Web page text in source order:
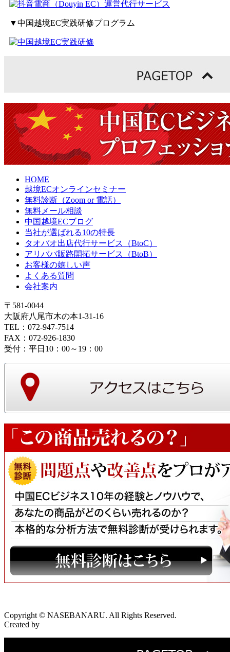
▼中国越境EC実践研修プログラム
HOME
越境ECオンラインセミナー
無料診断（Zoom or 電話）
無料メール相談
中国越境ECブログ
当社が選ばれる10の特長
タオバオ出店代行サービス（BtoC）
アリババ販路開拓サービス（BtoB）
お客様の嬉しい声
よくある質問
会社案内
〒581-0044
大阪府八尾市木の本1-31-16
TEL：072-947-7514
FAX：072-926-1830
受付：平日10：00～19：00
Copyright © NASEBANARU. All Rights Reserved.
Created by